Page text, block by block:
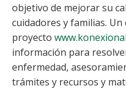
objetivo de mejorar su
cuidadores y familias.
proyecto
información para
enfermedad,
trámites y recursos y